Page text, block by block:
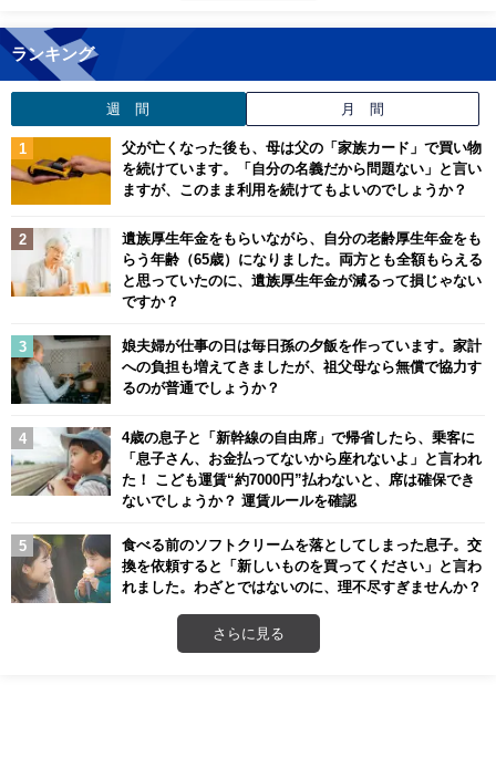
ランキング
週 間 月 間
父が亡くなった後も、母は父の「家族カード」で買い物
を続けています。「自分の名義だから問題ない」と言い
ますが、このまま利用を続けてもよいのでしょうか？
遺族厚生年金をもらいながら、自分の老齢厚生年金をも
らう年齢（65歳）になりました。両方とも全額もらえる
と思っていたのに、遺族厚生年金が減るって損じゃない
ですか？
娘夫婦が仕事の日は毎日孫の夕飯を作っています。家計
への負担も増えてきましたが、祖父母なら無償で協力す
るのが普通でしょうか？
4歳の息子と「新幹線の自由席」で帰省したら、乗客に
「息子さん、お金払ってないから座れないよ」と言われ
た！ こども運賃“約7000円”払わないと、席は確保でき
ないでしょうか？ 運賃ルールを確認
食べる前のソフトクリームを落としてしまった息子。交
換を依頼すると「新しいものを買ってください」と言わ
れました。わざとではないのに、理不尽すぎませんか？
さらに見る